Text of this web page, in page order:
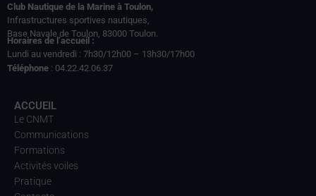
Club Nautique de la Marine à Toulon,
Infrastructures sportives nautiques,
Base Navale de Toulon, 83000 Toulon.
Horaires de l’accueil :
Lundi au vendredi : 7h30/12h00 – 13h30/17h00
Téléphone : 04.22.42.06.37
ACCUEIL
Le CNMT
Communications
Formations
Activités voiles
Pratique